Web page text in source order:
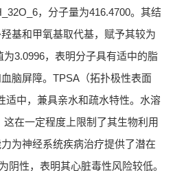
，分子量为416.4700。其结
基和甲氧基取代基，赋予其较为
3.0996，表明分子具有适中的脂
脑屏障。TPSA（拓扑极性表面
适中，兼具亲水和疏水特性。水溶
在一定程度上限制了其生物利用
为神经系统疾病治疗提供了潜在
阴性，表明其心脏毒性风险较低。